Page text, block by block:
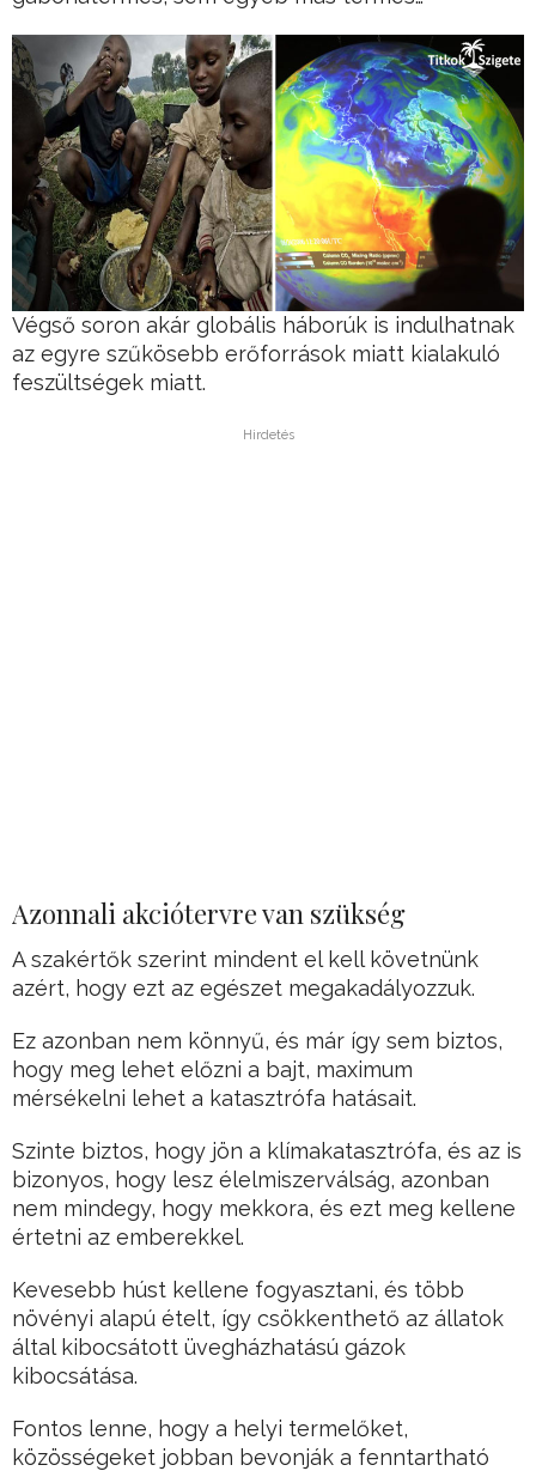
Végső soron akár globális háborúk is indulhatnak
az egyre szűkösebb erőforrások miatt kialakuló
feszültségek miatt.
Hirdetés
Azonnali akciótervre van szükség
A szakértők szerint mindent el kell követnünk
azért, hogy ezt az egészet megakadályozzuk.
Ez azonban nem könnyű, és már így sem biztos,
hogy meg lehet előzni a bajt, maximum
mérsékelni lehet a katasztrófa hatásait.
Szinte biztos, hogy jön a klímakatasztrófa, és az is
bizonyos, hogy lesz élelmiszerválság, azonban
nem mindegy, hogy mekkora, és ezt meg kellene
értetni az emberekkel.
Kevesebb húst kellene fogyasztani, és több
növényi alapú ételt, így csökkenthető az állatok
által kibocsátott üvegházhatású gázok
kibocsátása.
Fontos lenne, hogy a helyi termelőket,
közösségeket jobban bevonják a fenntartható